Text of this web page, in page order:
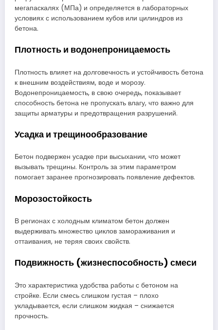
мегапаскалях (МПа) и определяется в лабораторных
условиях с использованием кубов или цилиндров из
бетона.
Плотность и водонепроницаемость
Плотность влияет на долговечность и устойчивость бетона
к внешним воздействиям, воде и морозу.
Водонепроницаемость, в свою очередь, показывает
способность бетона не пропускать влагу, что важно для
защиты арматуры и предотвращения разрушений.
Усадка и трещинообразование
Бетон подвержен усадке при высыхании, что может
вызывать трещины. Контроль за этим параметром
помогает заранее прогнозировать появление дефектов.
Морозостойкость
В регионах с холодным климатом бетон должен
выдерживать множество циклов замораживания и
оттаивания, не теряя своих свойств.
Подвижность (жизнеспособность) смеси
Это характеристика удобства работы с бетоном на
стройке. Если смесь слишком густая – плохо
укладывается, если слишком жидкая – снижается
прочность.